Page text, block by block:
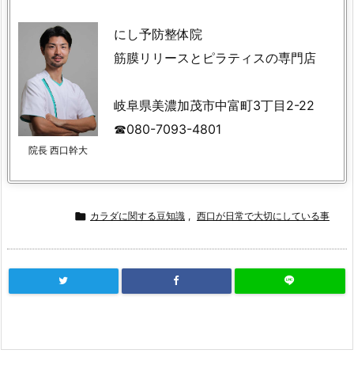
院長 西口幹大
にし予防整体院
筋膜リリースとピラティスの専門店
岐阜県美濃加茂市中富町3丁目2-22
☎︎080-7093-4801
 カラダに関する豆知識 , 西口が日常で大切にしている事